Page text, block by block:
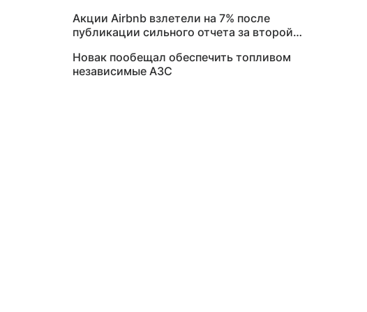
Акции Airbnb взлетели на 7% после
публикации сильного отчета за второй
Новак пообещал обеспечить топливом
независимые АЗС